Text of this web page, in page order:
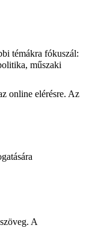
témákra fókuszál:
műszaki
online elérésre. Az
A